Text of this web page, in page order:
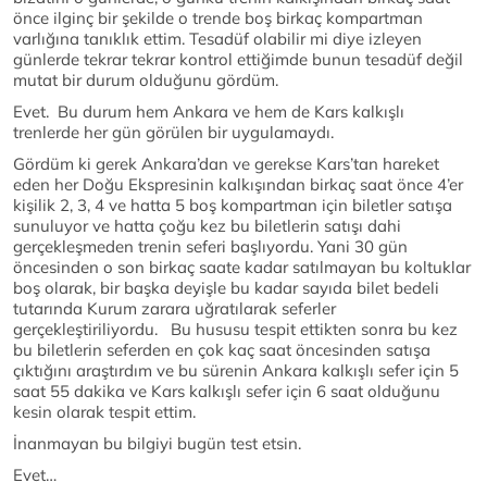
önce ilginç bir şekilde o trende boş birkaç kompartman
varlığına tanıklık ettim. Tesadüf olabilir mi diye izleyen
günlerde tekrar tekrar kontrol ettiğimde bunun tesadüf değil
mutat bir durum olduğunu gördüm.
Evet. Bu durum hem Ankara ve hem de Kars kalkışlı
trenlerde her gün görülen bir uygulamaydı.
Gördüm ki gerek Ankara’dan ve gerekse Kars’tan hareket
eden her Doğu Ekspresinin kalkışından birkaç saat önce 4’er
kişilik 2, 3, 4 ve hatta 5 boş kompartman için biletler satışa
sunuluyor ve hatta çoğu kez bu biletlerin satışı dahi
gerçekleşmeden trenin seferi başlıyordu. Yani 30 gün
öncesinden o son birkaç saate kadar satılmayan bu koltuklar
boş olarak, bir başka deyişle bu kadar sayıda bilet bedeli
tutarında Kurum zarara uğratılarak seferler
gerçekleştiriliyordu. Bu hususu tespit ettikten sonra bu kez
bu biletlerin seferden en çok kaç saat öncesinden satışa
çıktığını araştırdım ve bu sürenin Ankara kalkışlı sefer için 5
saat 55 dakika ve Kars kalkışlı sefer için 6 saat olduğunu
kesin olarak tespit ettim.
İnanmayan bu bilgiyi bugün test etsin.
Evet…